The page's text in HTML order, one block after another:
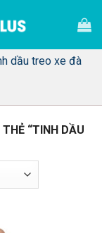
dầu treo xe đà
“TINH DẦU